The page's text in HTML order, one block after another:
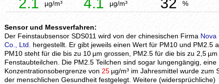
µg/m³ µg/m³ %
Sensor und Messverfahren:
Der Feinstaubsensor SDS011 wird von der chinesischen Firma Nova
Co., Ltd.
hergestellt. Er gibt jeweils einen Wert für PM10 und PM2.5
PM10 steht für die bis zu 10 µm grossen, PM2.5 für die bis zu 2,5
Fenstaubteilchen. Die PM2.5 Teilchen sind sogar lungengängig, eine
Konzentrationsobergrenze von 25µg/m³ im Jahresmittel wurde zum
der menschlichen Gesundheit festgelegt. Weitere (widersprüchliche)